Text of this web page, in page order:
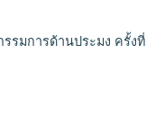
รมการด้านประมง ครั้งที่